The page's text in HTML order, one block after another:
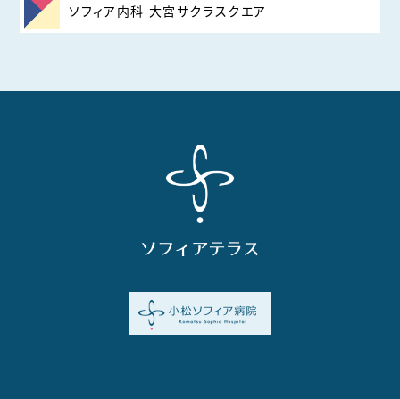
ソフィア内科 大宮サクラスクエア